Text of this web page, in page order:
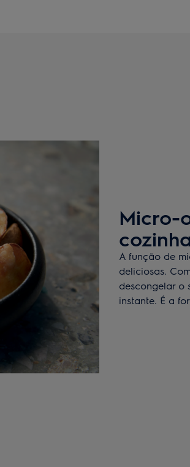
Micro-
A função de
deliciosas.
descongelar o
instante. É a